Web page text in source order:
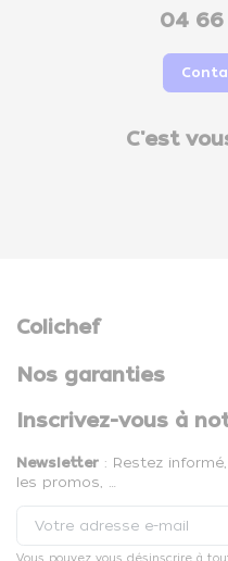
04
C'est
Colichef
Nos garanties
Inscrivez-vous à
Newsletter : Restez
les promos, …
Vous pouvez vous désinscrire à